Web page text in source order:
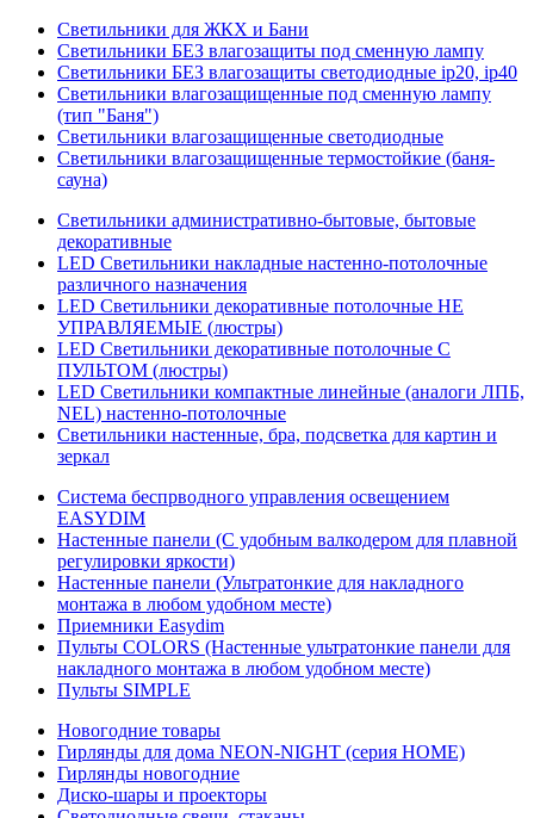
Светильники для ЖКХ и Бани
Светильники БЕЗ влагозащиты под сменную лампу
Светильники БЕЗ влагозащиты светодиодные ip20, ip40
Светильники влагозащищенные под сменную лампу
(тип "Баня")
Светильники влагозащищенные светодиодные
Светильники влагозащищенные термостойкие (баня-
сауна)
Светильники административно-бытовые, бытовые
декоративные
LED Cветильники накладные настенно-потолочные
различного назначения
LED Светильники декоративные потолочные НЕ
УПРАВЛЯЕМЫЕ (люстры)
LED Светильники декоративные потолочные С
ПУЛЬТОМ (люстры)
LED Светильники компактные линейные (аналоги ЛПБ,
NEL) настенно-потолочные
Светильники настенные, бра, подсветка для картин и
зеркал
Система беспрводного управления освещением
EASYDIM
Настенные панели (С удобным валкодером для плавной
регулировки яркости)
Настенные панели (Ультратонкие для накладного
монтажа в любом удобном месте)
Приемники Easydim
Пульты COLORS (Настенные ультратонкие панели для
накладного монтажа в любом удобном месте)
Пульты SIMPLE
Новогодние товары
Гирлянды для дома NEON-NIGHT (серия HOME)
Гирлянды новогодние
Диско-шары и проекторы